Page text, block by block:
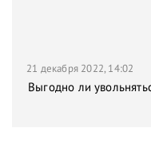
21 декабря 2022, 14:02
Выгодно ли